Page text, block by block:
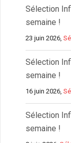
Sélection
semaine !
23 juin 2026,
Sélection
semaine !
16 juin 2026,
Sélection
semaine !